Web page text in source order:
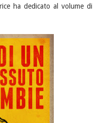
ha dedicato al volume di